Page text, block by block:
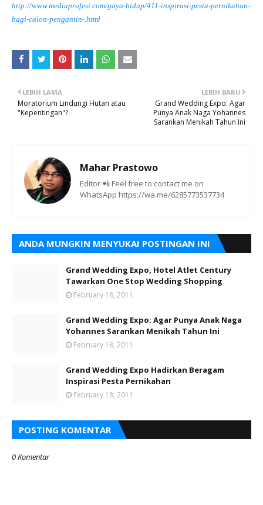
http://www.mediaprofesi.com/gaya-hidup/411-inspirasi-pesta-pernikahan-
bagi-calon-pengantin-.html
LEBIH BARU
Grand Wedding Expo: Agar
Punya Anak Naga Yohannes
Sarankan Menikah Tahun Ini
LEBIH LAMA
Moratorium Lindungi Hutan atau
"Kepentingan"?
Mahar Prastowo
Editor 📲 Feel free to contact me on
WhatsApp https://wa.me/6285773537734
ANDA MUNGKIN MENYUKAI POSTINGAN INI
Grand Wedding Expo, Hotel Atlet Century
Tawarkan One Stop Wedding Shopping
February 18, 2011
Grand Wedding Expo: Agar Punya Anak Naga
Yohannes Sarankan Menikah Tahun Ini
February 18, 2011
Grand Wedding Expo Hadirkan Beragam
Inspirasi Pesta Pernikahan
February 18, 2011
POSTING KOMENTAR
0 Komentar